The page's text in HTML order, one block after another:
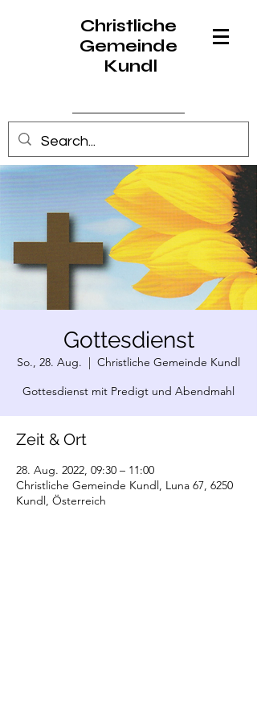
Christliche
Gemeinde
Kundl
Anmelden
Gottesdienst
So., 28. Aug.
  |
Christliche Gemeinde Kundl
Gottesdienst mit Predigt und Abendmahl
Zeit & Ort
28. Aug. 2022, 09:30 – 11:00
Christliche Gemeinde Kundl, Luna 67, 6250
Kundl, Österreich